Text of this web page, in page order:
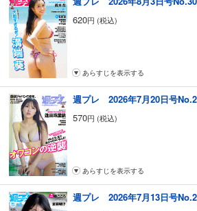
＜グラビアインタビュー＞ 芳賀 礼（NMB48）
＜グラビアインタビュー＞ 細谷さら（タレント
＜グラビアインタビュー＞ 佐々木ほのか（俳優
＜グラビアインタビュー＞ 赤間四季（アイドル
＜グラビアインタビュー＞ 佐野なぎさ（グラ
＜グラビアインタビュー＞ 汐見まとい（アイド
＜グラビアインタビュー＞ 平井こと×水湊ま
イドル）
即買いガジェット
宇垣美里の人生はロックだ!!
呂布カルマのフリースタイル人生論
安齋肇の空耳だぜ！人生は
高橋ヨシキのニュー・シネマ・インフェルノ
山下メロの【平成レトロ】博物館
野島慎一郎の激ウマ!! バカレシピ研究所
620円 (税込)
あらすじを表示する
週プレ 2026年7月20日号
570円 (税込)
あらすじを表示する
週プレ 2026年7月13日号